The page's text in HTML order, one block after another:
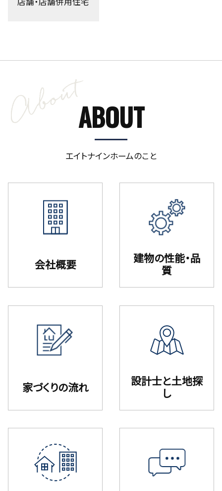
ABOUT
エイトナインホームのこと
会社概要
建物の性能・品
質
家づくりの流れ
設計⼠と⼟地探
し